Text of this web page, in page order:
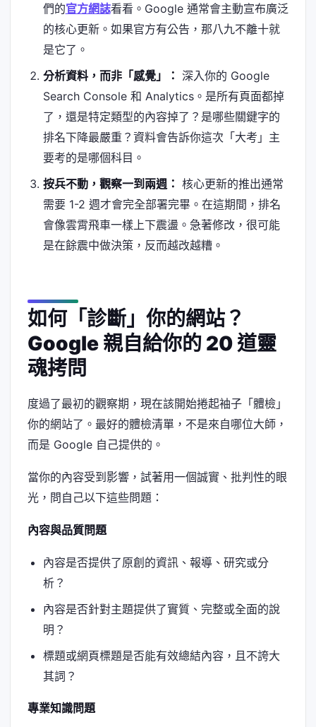
們的官方網誌看看。Google 通常會主動宣布廣泛
的核心更新。如果官方有公告，那八九不離十就
是它了。
分析資料，而非「感覺」： 深入你的 Google
Search Console 和 Analytics。是所有頁面都掉
了，還是特定類型的內容掉了？是哪些關鍵字的
排名下降最嚴重？資料會告訴你這次「大考」主
要考的是哪個科目。
按兵不動，觀察一到兩週： 核心更新的推出通常
需要 1-2 週才會完全部署完畢。在這期間，排名
會像雲霄飛車一樣上下震盪。急著修改，很可能
是在餘震中做決策，反而越改越糟。
如何「診斷」你的網站？
Google 親自給你的 20 道靈
魂拷問
度過了最初的觀察期，現在該開始捲起袖子「體檢」
你的網站了。最好的體檢清單，不是來自哪位大師，
而是 Google 自己提供的。
當你的內容受到影響，試著用一個誠實、批判性的眼
光，問自己以下這些問題：
內容與品質問題
內容是否提供了原創的資訊、報導、研究或分
析？
內容是否針對主題提供了實質、完整或全面的說
明？
標題或網頁標題是否能有效總結內容，且不誇大
其詞？
專業知識問題